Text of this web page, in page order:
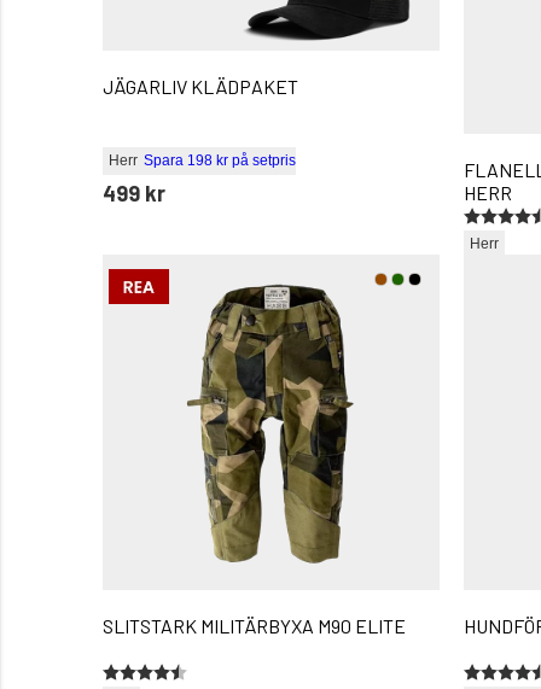
JÄGARLIV KLÄDPAKET
Herr Spara 198 kr på setpris
499 kr
HERR
Herr
Betyg:
4.6 utav
SLITSTARK MILITÄRBYXA M90 ELITE
Betyg:
4.8 utav 5 stjärnor Betyg:
4.8 utav